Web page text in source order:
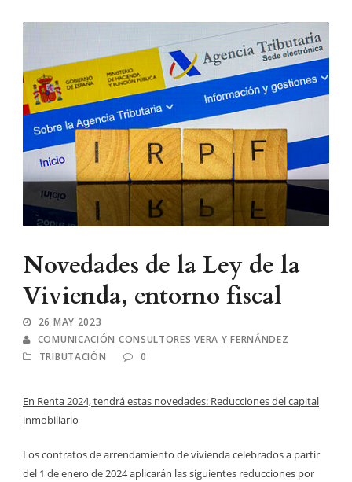
Novedades de la Ley de la
Vivienda, entorno fiscal
26 MAY 2023
COMUNICACIÓN CONSULTORES VERA Y FERNÁNDEZ
TRIBUTACIÓN
0
En Renta 2024, tendrá estas novedades: Reducciones del capital
inmobiliario
Los contratos de arrendamiento de vivienda celebrados a partir
del 1 de enero de 2024 aplicarán las siguientes reducciones por